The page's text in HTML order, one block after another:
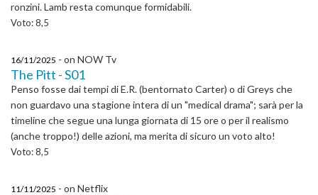
ronzini. Lamb resta comunque formidabili.
Voto: 8,5
16/11/2025 - on NOW Tv
The Pitt - S01
Penso fosse dai tempi di E.R. (bentornato Carter) o di Greys che
non guardavo una stagione intera di un "medical drama"; sarà per la
timeline che segue una lunga giornata di 15 ore o per il realismo
(anche troppo!) delle azioni, ma merita di sicuro un voto alto!
Voto: 8,5
11/11/2025 - on Netflix